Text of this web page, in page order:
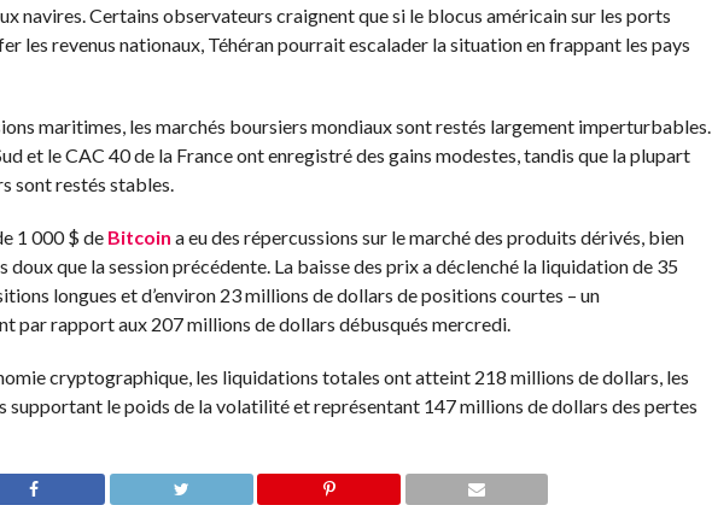
navires. Certains observateurs craignent que si le blocus américain sur les ports
les revenus nationaux, Téhéran pourrait escalader la situation en frappant les pays
maritimes, les marchés boursiers mondiaux sont restés largement imperturbables.
et le CAC 40 de la France ont enregistré des gains modestes, tandis que la plupart
sont restés stables.
1 000 $ de Bitcoin a eu des répercussions sur le marché des produits dérivés, bien
doux que la session précédente. La baisse des prix a déclenché la liquidation de 35
longues et d’environ 23 millions de dollars de positions courtes – un
par rapport aux 207 millions de dollars débusqués mercredi.
cryptographique, les liquidations totales ont atteint 218 millions de dollars, les
supportant le poids de la volatilité et représentant 147 millions de dollars des pertes